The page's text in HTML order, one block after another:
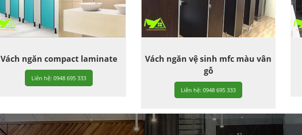
Vách ngăn compact laminate
Liên hệ: 0948 695 333
Vách ngăn vệ sinh mfc màu vân
gỗ
Liên hệ: 0948 695 333